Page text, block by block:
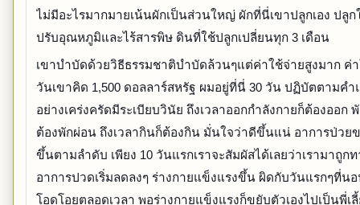
ไม่มีอะไรมากมายเน้นผักเป็นส่วนใหญ่ ผักที่นี่เขาปลูกเอง ปลูก
ปรับอุณหภูมิและไร้สารพิษ ดินที่ใช้ปลูกเปลี่ยนทุก 3 เดือน
เขาบำบัดด้วยวิธีธรรมชาติบำบัดล้วนๆแต่ค่าใช้จ่ายสูงมาก ค่
วันเขาคิด 1,500 ดอลลาร์สหรัฐ ผมอยู่ที่นี่ 30 วัน ปฏิบัตตามค
อย่างเคร่งครัดมีระเบียบวินัย ถึงเวลาออกกำลังกายก็ต้องออก
ต้องพักผ่อน ถึงเวลากินก็ต้องกิน มั่นใจว่าดีขึ้นแน่ อาการป่วย
ขึ้นตามลำดับ เพียง 10 วันแรกเราจะสัมผัสได้เลยว่าเรามาถูก
อาการปวดเริ่มลดลงๆ ร่างกายแข็งแรงขึ้น ผิดกับวันแรกๆที่น
โอดโอยตลอดเวลา พอร่างกายแข็งแรงก็ขยับตัวเองไปเป็นพี่เ